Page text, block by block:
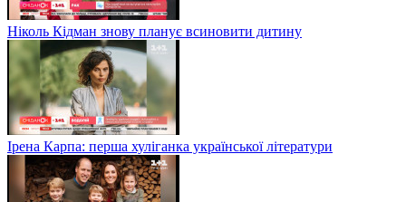
Ніколь Кідман знову планує всиновити дитину
Ірена Карпа: перша хуліганка української літератури